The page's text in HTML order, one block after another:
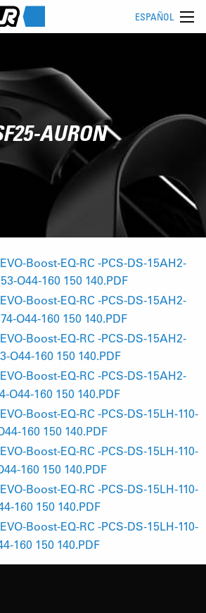
ESPAÑOL
AURON
Boost-EQ-RC -PCS-DS-15AH2-
O44-160 150 140.PDF
Boost-EQ-RC -PCS-DS-15AH2-
O44-160 150 140.PDF
Boost-EQ-RC -PCS-DS-15AH2-
O44-160 150 140.PDF
Boost-EQ-RC -PCS-DS-15AH2-
O44-160 150 140.PDF
Boost-EQ-RC -PCS-DS-15LH-110-
160 150 140.PDF
Boost-EQ-RC -PCS-DS-15LH-110-
160 150 140.PDF
Boost-EQ-RC -PCS-DS-15LH-110-
160 150 140.PDF
Boost-EQ-RC -PCS-DS-15LH-110-
160 150 140.PDF